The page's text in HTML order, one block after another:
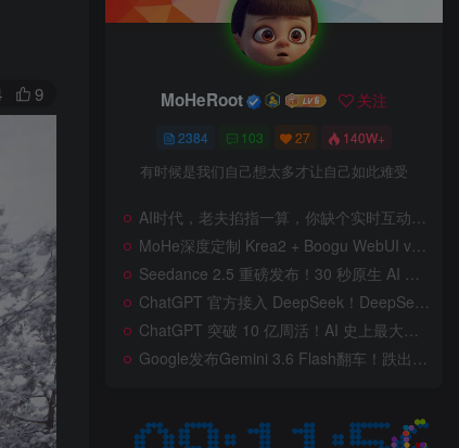
9 MoHeRoot 关注
2384 103 27 140W+
有时候是我们自己想太多才让自己如此难受
AI时代，老夫掐指一算，你缺个实时互动的 AI 赛博女友！无需 API、完全免费、实时语音互动，零延迟打造专属 AI 数字女友，附本地部署教程！
MoHe深度定制 Krea2 + Boogu WebUI v2.0 重磅发布！专为 AI 室内设计师打造，一键切换定制工作流，彻底告别 ComfyUI 复杂节点，一键生图！
Seedance 2.5 重磅发布！30 秒原生 AI 视频、50 个多模态参考、原位编辑全上线，告别抽卡盲盒，AI 视频正式进入导演时代！
ChatGPT 官方接入 DeepSeek！DeepSeek V4 Flash 0731 重磅开源发布！AI 编程能力全面升级，支持识图、支持 Responses API，本地部署全攻略！
ChatGPT 突破 10 亿周活！AI 史上最大用户奇迹背后，OpenAI 正面对一场百亿美元级商业挑战
Google发布Gemini 3.6 Flash翻车！跌出全球智能榜前十！Google 新模型遭遇口碑争议，附个人一些使用体验——变慢/降智/弱智，Gemini现在真的是一团糟，Google版豆包！